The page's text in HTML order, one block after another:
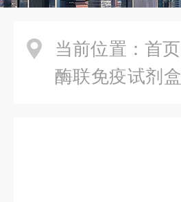
当前位置： 首页
酶联免疫试剂盒